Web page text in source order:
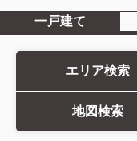
一戸建て
エリア検索
地図検索